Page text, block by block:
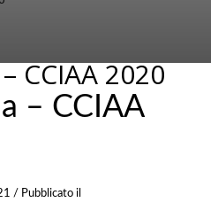
CCIAA 2020
– CCIAA
/ Pubblicato il